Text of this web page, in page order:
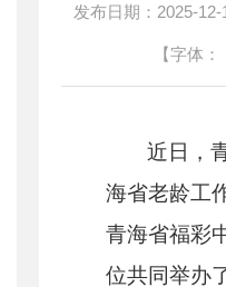
发布日期： 2025-12-
【字体：
近日，
海省老龄工
青海省福彩
位共同举办